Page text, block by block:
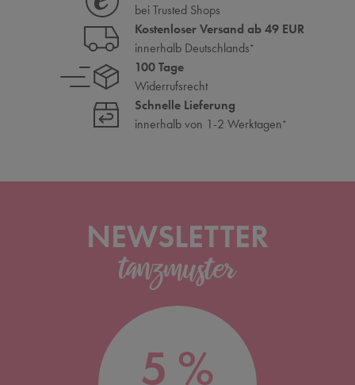
bei Trusted Shops
Kostenloser Versand ab 49 EUR
innerhalb Deutschlands*
100 Tage
Widerrufsrecht
Schnelle Lieferung
innerhalb von 1-2 Werktagen*
NEWSLETTER
5 %